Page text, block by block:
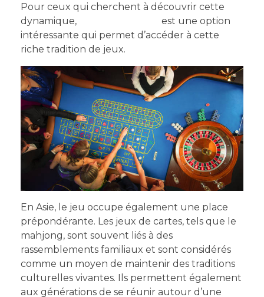
Pour ceux qui cherchent à découvrir cette
dynamique,
est une option
intéressante qui permet d’accéder à cette
riche tradition de jeux.
En Asie, le jeu occupe également une place
prépondérante. Les jeux de cartes, tels que le
mahjong, sont souvent liés à des
rassemblements familiaux et sont considérés
comme un moyen de maintenir des traditions
culturelles vivantes. Ils permettent également
aux générations de se réunir autour d’une